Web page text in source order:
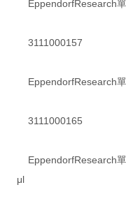
EppendorfResearch
3111000157
EppendorfResearch
3111000165
EppendorfResearch
μl